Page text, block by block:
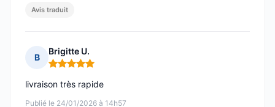
Avis traduit
B
Brigitte U.
Note : 5 sur 5
Publié le 24/01/2026 à 14h57
livraison très rapide